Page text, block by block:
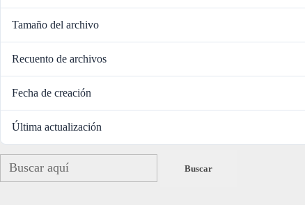
Tamaño del archivo
Recuento de archivos
Fecha de creación
Última actualización